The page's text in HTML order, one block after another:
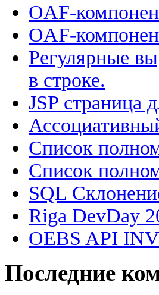
OAF-
OAF-
Регулярные
в строке.
JSP страница
Список
Список
SQL
Riga DevDay
OEBS API
Последние